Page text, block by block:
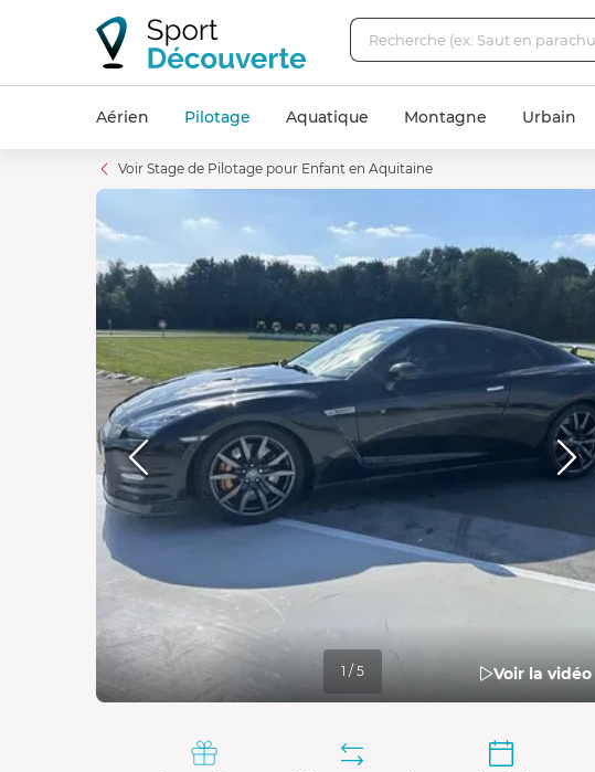
Aérien Pilotage Aquatique Montagne Urbain
Voir Stage de Pilotage pour Enfant en Aquitaine
Voir la vidéo
1 / 5